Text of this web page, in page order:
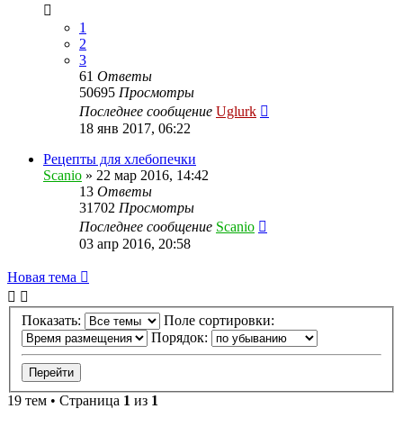
1
2
3
61 Ответы
50695 Просмотры
Последнее сообщение Uglurk
18 янв 2017, 06:22
Рецепты для хлебопечки
Scanio » 22 мар 2016, 14:42
13 Ответы
31702 Просмотры
Последнее сообщение Scanio
03 апр 2016, 20:58
Новая тема
Показать:
Поле сортировки:
Порядок:
19 тем • Страница 1 из 1